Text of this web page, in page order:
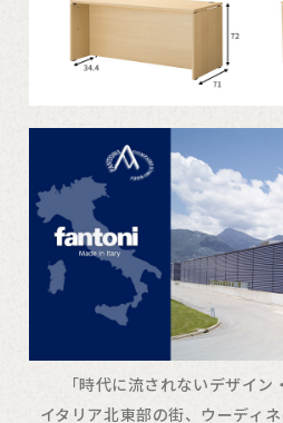
「時代に流されないデザイ
イタリア北東部の街、ウーディ